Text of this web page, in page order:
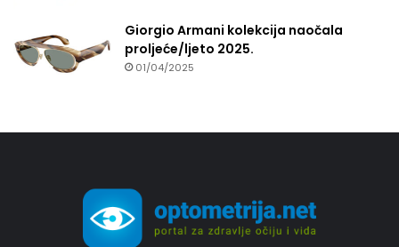
Giorgio Armani kolekcija naočala
proljeće/ljeto 2025.
01/04/2025